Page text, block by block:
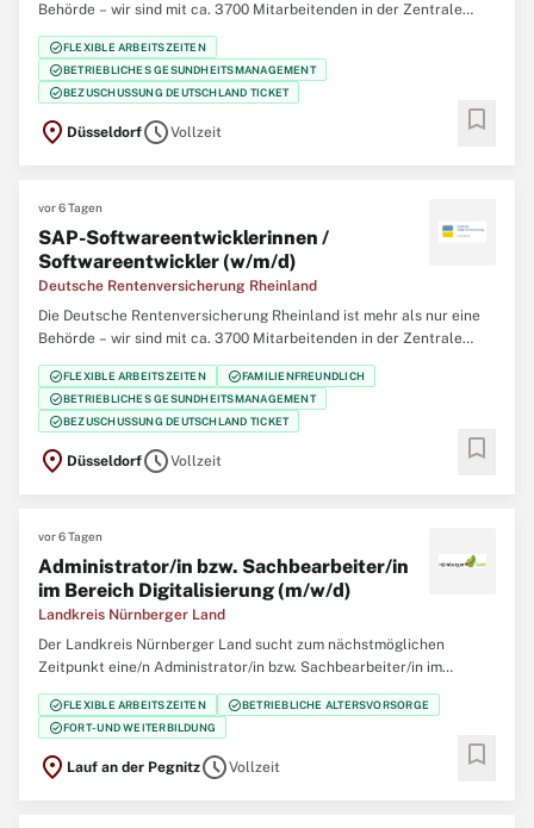
Behörde – wir sind mit ca. 3700 Mitarbeitenden in der Zentrale
(Düsseldorf), 12 regionalen Service-Zentren und einem eigenem
Klinikverbund mit 5 Rehabilitationskliniken einer der größten
Regionalträger der gesetzlichen
check_circleFLEXIBLE ARBEITSZEITEN
check_circleBETRIEBLICHES GESUNDHEITSMANAGEMENT
check_circleBEZUSCHUSSUNG DEUTSCHLAND TICKET
location_on DüsseldorfscheduleVollzeit bookmark
vor 6 Tagen
SAP-Softwareentwicklerinnen /
Softwareentwickler (w/m/d)
Deutsche Rentenversicherung Rheinland
Die Deutsche Rentenversicherung Rheinland ist mehr als nur eine
Behörde – wir sind mit ca. 3700 Mitarbeitenden in der Zentrale
(Düsseldorf), 12 regionalen Service-Zentren und einem eigenem
Klinikverbund mit 5 Rehabilitationskliniken einer der größten
Regionalträger der gesetzlichen
check_circleFLEXIBLE ARBEITSZEITEN check_circleFAMILIENFREUNDLICH
check_circleBETRIEBLICHES GESUNDHEITSMANAGEMENT
check_circleBEZUSCHUSSUNG DEUTSCHLAND TICKET
location_on DüsseldorfscheduleVollzeit bookmark
vor 6 Tagen
Administrator/in bzw. Sachbearbeiter/in
im Bereich Digitalisierung (m/w/d)
Landkreis Nürnberger Land
Der Landkreis Nürnberger Land sucht zum nächstmöglichen
Zeitpunkt eine/n Administrator/in bzw. Sachbearbeiter/in im
Bereich Digitalisierung (m/w/d) möglichst in Vollzeit, gerne auch im
Jobsharing. Die Stelle ist unbefristet. Ihre Aufgaben: Administration
der im Rahmen von
check_circleFLEXIBLE ARBEITSZEITEN check_circleBETRIEBLICHE ALTERSVORSORGE
check_circleFORT- UND WEITERBILDUNG
location_on Lauf an der PegnitzscheduleVollzeit bookmark